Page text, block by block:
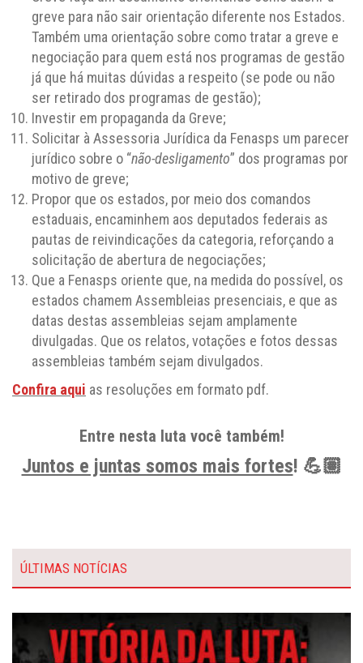
greve para não sair orientação diferente nos Estados.
Também uma orientação sobre como tratar a greve e
negociação para quem está nos programas de gestão
já que há muitas dúvidas a respeito (se pode ou não
ser retirado dos programas de gestão);
Investir em propaganda da Greve;
Solicitar à Assessoria Jurídica da Fenasps um parecer
jurídico sobre o “não-desligamento” dos programas por
motivo de greve;
Propor que os estados, por meio dos comandos
estaduais, encaminhem aos deputados federais as
pautas de reivindicações da categoria, reforçando a
solicitação de abertura de negociações;
Que a Fenasps oriente que, na medida do possível, os
estados chamem Assembleias presenciais, e que as
datas destas assembleias sejam amplamente
divulgadas. Que os relatos, votações e fotos dessas
assembleias também sejam divulgados.
Confira aqui as resoluções em formato pdf.
Entre nesta luta você também!
Juntos e juntas somos mais fortes! 💪🏽
ÚLTIMAS NOTÍCIAS